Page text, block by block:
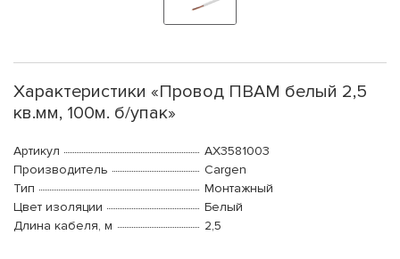
Характеристики «Провод ПВАМ белый 2,5
кв.мм, 100м. б/упак»
Артикул
AX3581003
Производитель
Cargen
Тип
Монтажный
Цвет изоляции
Белый
Длина кабеля, м
2,5